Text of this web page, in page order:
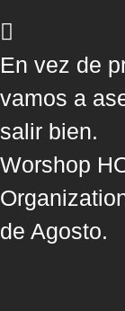
En vez de
vamos a
salir bien.
Worshop
de Agosto.